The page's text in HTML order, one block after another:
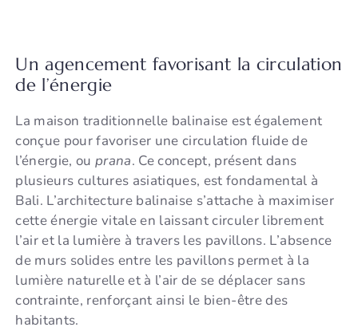
Un agencement favorisant la circulation
de l’énergie
La maison traditionnelle balinaise est également
conçue pour favoriser une circulation fluide de
l’énergie, ou prana. Ce concept, présent dans
plusieurs cultures asiatiques, est fondamental à
Bali. L’architecture balinaise s’attache à maximiser
cette énergie vitale en laissant circuler librement
l’air et la lumière à travers les pavillons. L’absence
de murs solides entre les pavillons permet à la
lumière naturelle et à l’air de se déplacer sans
contrainte, renforçant ainsi le bien-être des
habitants.